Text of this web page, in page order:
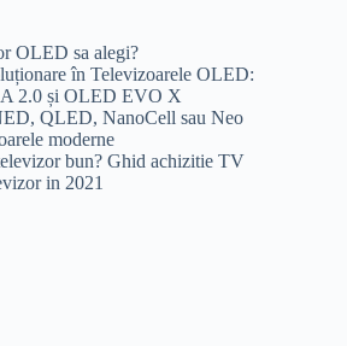
OLED sa alegi?
în Televizoarele OLED:
2.0 și OLED EVO X
QLED, NanoCell sau Neo
moderne
bun? Ghid achizitie TV
in 2021